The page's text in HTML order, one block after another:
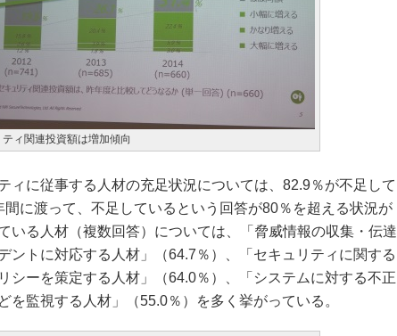
ティ関連投資額は増加傾向
ィに従事する人材の充足状況については、82.9％が不足して
間に渡って、不足しているという回答が80％を超える状況が
いる人材（複数回答）については、「脅威情報の収集・伝達
ントに対応する人材」（64.7％）、「セキュリティに関する
シーを策定する人材」（64.0％）、「システムに対する不正
を監視する人材」（55.0％）を多く挙がっている。